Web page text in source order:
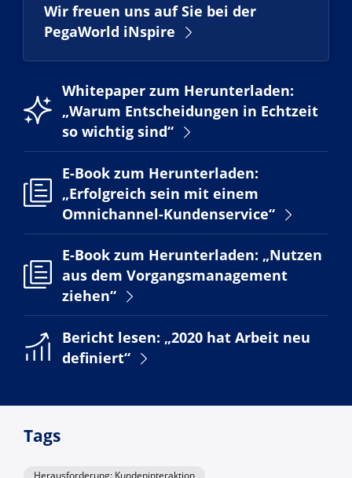
Wir freuen uns auf Sie bei der
PegaWorld iNspire
Whitepaper zum Herunterladen:
„Warum Entscheidungen in Echtzeit
so wichtig sind“
E-Book zum Herunterladen:
„Erfolgreich sein mit einem
Omnichannel-Kundenservice“
E-Book zum Herunterladen: „Nutzen
aus dem Vorgangsmanagement
ziehen“
Bericht lesen: „2020 hat Arbeit neu
definiert“
Tags
Herausforderung: Kundeninteraktion